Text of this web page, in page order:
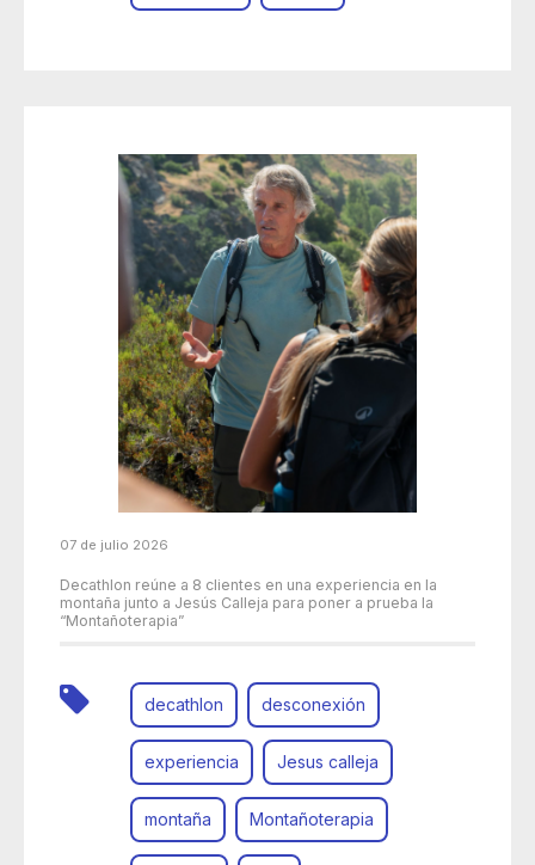
07 de julio 2026
Decathlon reúne a 8 clientes en una experiencia en la
montaña junto a Jesús Calleja para poner a prueba la
“Montañoterapia”
decathlon desconexión
experiencia Jesus calleja
montaña Montañoterapia